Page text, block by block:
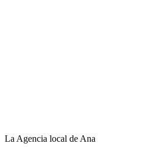
La Agencia local de Ana